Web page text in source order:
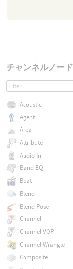
チャンネルノード
Acoustic
Agent
Area
Attribute
Audio In
Band EQ
Beat
Blend
Blend Pose
Channel
Channel VOP
Channel Wrangle
Composite